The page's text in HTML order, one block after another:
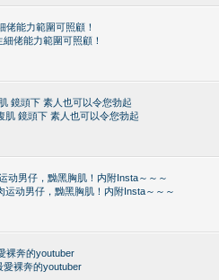
佬能力範圍可照顧！
佬能力範圍可照顧！
鏡頭下 素人也可以令您勃起
肌 鏡頭下 素人也可以令您勃起
动男仔，黝黑胸肌！内附Insta～～～
运动男仔，黝黑胸肌！内附Insta～～～
裸奔的youtuber
愛裸奔的youtuber